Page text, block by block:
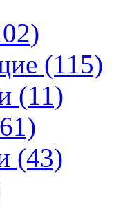
(115)
(11)
(43)